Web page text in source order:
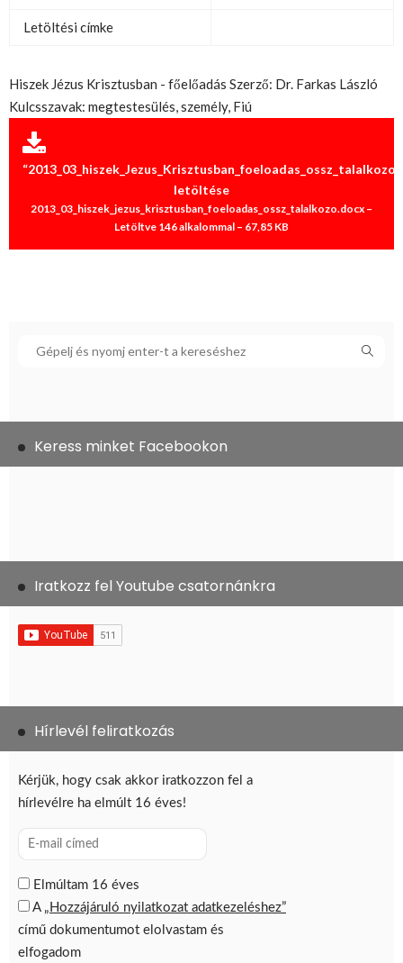
Letöltési címke
Hiszek Jézus Krisztusban - főelőadás Szerző: Dr. Farkas László
Kulcsszavak: megtestesülés, személy, Fiú
“2013_03_hiszek_Jezus_Krisztusban_foeloadas_ossz_talalkozo”
letöltése
2013_03_hiszek_jezus_krisztusban_foeloadas_ossz_talalkozo.docx –
Letöltve 146 alkalommal – 67,85 KB
Keress minket Facebookon
Iratkozz fel Youtube csatornánkra
Hírlevél feliratkozás